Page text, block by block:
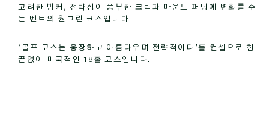
고려한 벙커, 전략성이 풍부한 크릭과 마운드 퍼팅에 변화를 주
는 벤트의 원그린 코스입니다.
‘골프 코스는 웅장하고 아름다우며 전략적이다’를 컨셉으로 한
끝없이 미국적인 18홀 코스입니다.